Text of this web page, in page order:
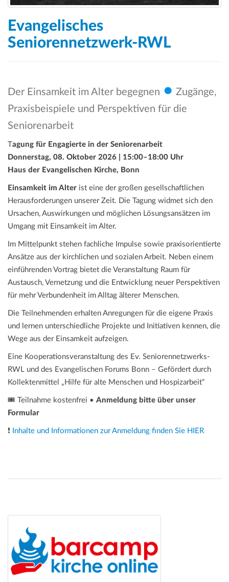
Evangelisches
Seniorennetzwerk-RWL
Der Einsamkeit im Alter begegnen • Zugänge,
Praxisbeispiele und Perspektiven für die
Seniorenarbeit
Tagung für Engagierte in der Seniorenarbeit
Donnerstag, 08. Oktober 2026 | 15:00–18:00 Uhr
Haus der Evangelischen Kirche, Bonn
Einsamkeit im Alter ist eine der großen gesellschaftlichen
Herausforderungen unserer Zeit. Die Tagung widmet sich den
Ursachen, Auswirkungen und möglichen Lösungsansätzen im
Umgang mit Einsamkeit im Alter.
Im Mittelpunkt stehen fachliche Impulse sowie praxisorientierte
Ansätze aus der kirchlichen und sozialen Arbeit. Neben einem
einführenden Vortrag bietet die Veranstaltung Raum für
Austausch, Vernetzung und die Entwicklung neuer Perspektiven
für mehr Verbundenheit im Alltag älterer Menschen.
Die Teilnehmenden erhalten Anregungen für die eigene Praxis
und lernen unterschiedliche Projekte und Initiativen kennen, die
Wege aus der Einsamkeit aufzeigen.
Eine Kooperationsveranstaltung des Ev. Seniorennetzwerks-
RWL und des Evangelischen Forums Bonn – Gefördert durch
Kollektenmittel „Hilfe für alte Menschen und Hospizarbeit“
🎟️ Teilnahme kostenfrei • Anmeldung bitte über unser
Formular
❗ Inhalte und Informationen zur Anmeldung finden Sie HIER